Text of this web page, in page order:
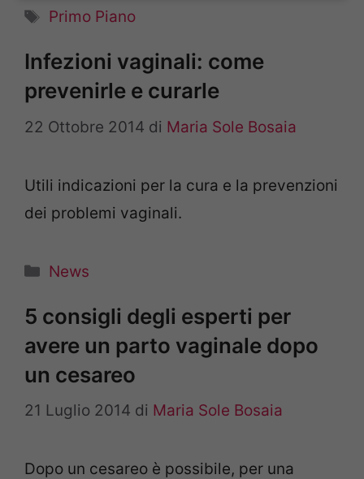
Tag
Primo Piano
Infezioni vaginali: come
prevenirle e curarle
22 Ottobre 2014 di Maria Sole Bosaia
Utili indicazioni per la cura e la prevenzioni
dei problemi vaginali.
Categorie
News
5 consigli degli esperti per
avere un parto vaginale dopo
un cesareo
21 Luglio 2014 di Maria Sole Bosaia
Dopo un cesareo è possibile, per una